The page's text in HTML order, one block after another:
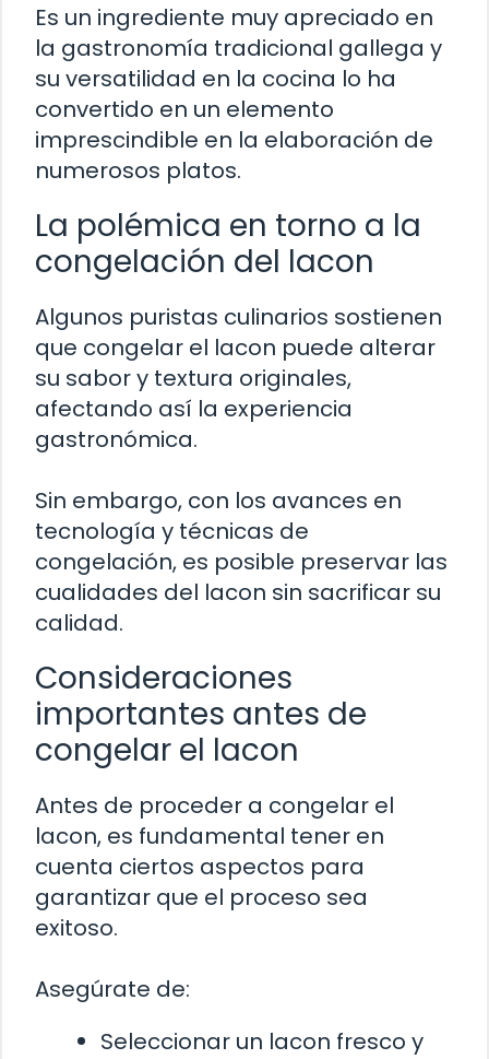
Es un ingrediente muy apreciado en
la gastronomía tradicional gallega y
su versatilidad en la cocina lo ha
convertido en un elemento
imprescindible en la elaboración de
numerosos platos.
La polémica en torno a la
congelación del lacon
Algunos puristas culinarios sostienen
que congelar el lacon puede alterar
su sabor y textura originales,
afectando así la experiencia
gastronómica.
Sin embargo, con los avances en
tecnología y técnicas de
congelación, es posible preservar las
cualidades del lacon sin sacrificar su
calidad.
Consideraciones
importantes antes de
congelar el lacon
Antes de proceder a congelar el
lacon, es fundamental tener en
cuenta ciertos aspectos para
garantizar que el proceso sea
exitoso.
Asegúrate de:
Seleccionar un lacon fresco y